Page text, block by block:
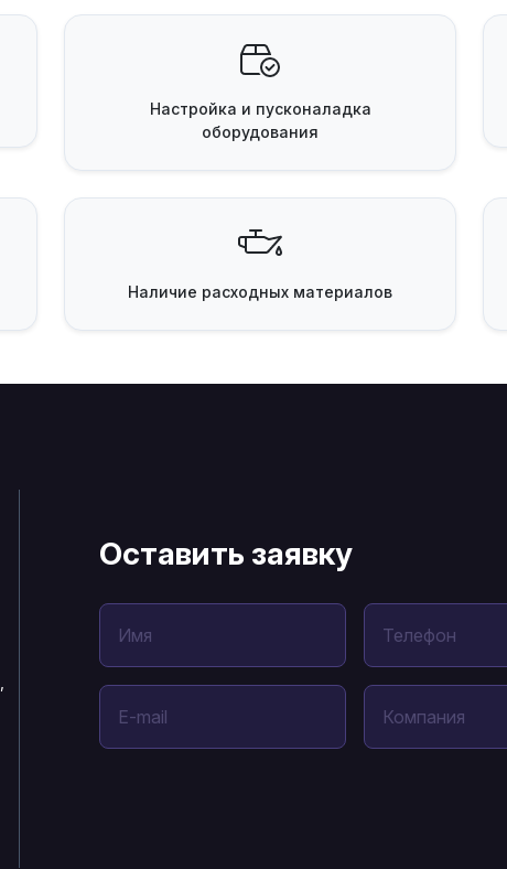
Настройка и пусконаладка
оборудования
Наличие расходных материалов
Оставить заявку